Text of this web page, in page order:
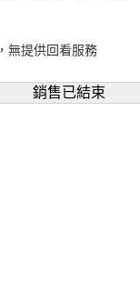
無提供回看服務
銷售已結束